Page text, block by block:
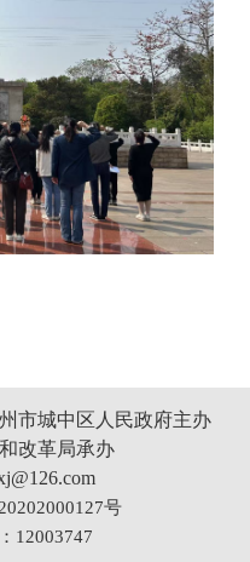
市城中区人民政府主办
改革局承办
号
12003747